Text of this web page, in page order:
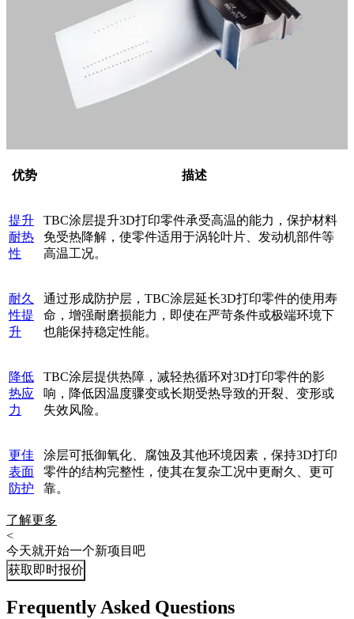
优势 描述
提升
耐热
性
TBC涂层提升3D打印零件承受高温的能力，保护材料
免受热降解，使零件适用于涡轮叶片、发动机部件等
高温工况。
耐久
性提
升
通过形成防护层，TBC涂层延长3D打印零件的使用寿
命，增强耐磨损能力，即使在严苛条件或极端环境下
也能保持稳定性能。
降低
热应
力
TBC涂层提供热障，减轻热循环对3D打印零件的影
响，降低因温度骤变或长期受热导致的开裂、变形或
失效风险。
更佳
表面
防护
涂层可抵御氧化、腐蚀及其他环境因素，保持3D打印
零件的结构完整性，使其在复杂工况中更耐久、更可
靠。
了解更多
<
今天就开始一个新项目吧
获取即时报价
Frequently Asked Questions